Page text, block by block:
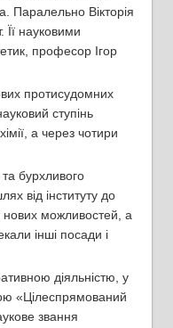
Паралельно Вікторія
науковими
професор Ігор
протисудомних
ступінь
а через чотири
бурхливого
від інституту до
нових можливостей, а
інші посади і
діяльністю, у
«Цілеспрямований
звання